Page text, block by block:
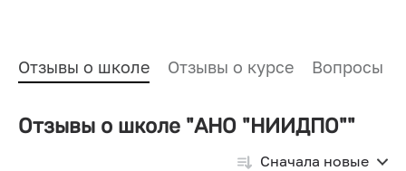
Отзывы о школе Отзывы о курсе Вопросы и
Отзывы о школе "АНО "НИИДПО""
Сначала новые